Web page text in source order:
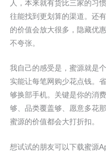
人，本来就有货比三家的习
往能找到更划算的渠道。还
的价值会放大很多，隐藏优
不夸张。
我自己的感受是，蜜源就是
实能让每笔网购少花点钱。
够换部手机。关键是你的消
够、品类覆盖够、愿意多花
蜜源的价值都会大打折扣。
想试试的朋友可以下载蜜源